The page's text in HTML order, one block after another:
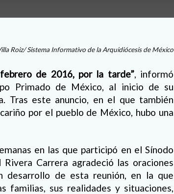
Roiz/ Sistema Informativo de la Arquidiócesis de México
de 2016, por la tarde”, informó
Primado de México, al inicio de su
Tras este anuncio, en el que también
por el pueblo de México, hubo una
en las que participó en el Sínodo
Carrera agradeció las oraciones
desarrollo de esta reunión, en la que
familias, sus realidades y situaciones,